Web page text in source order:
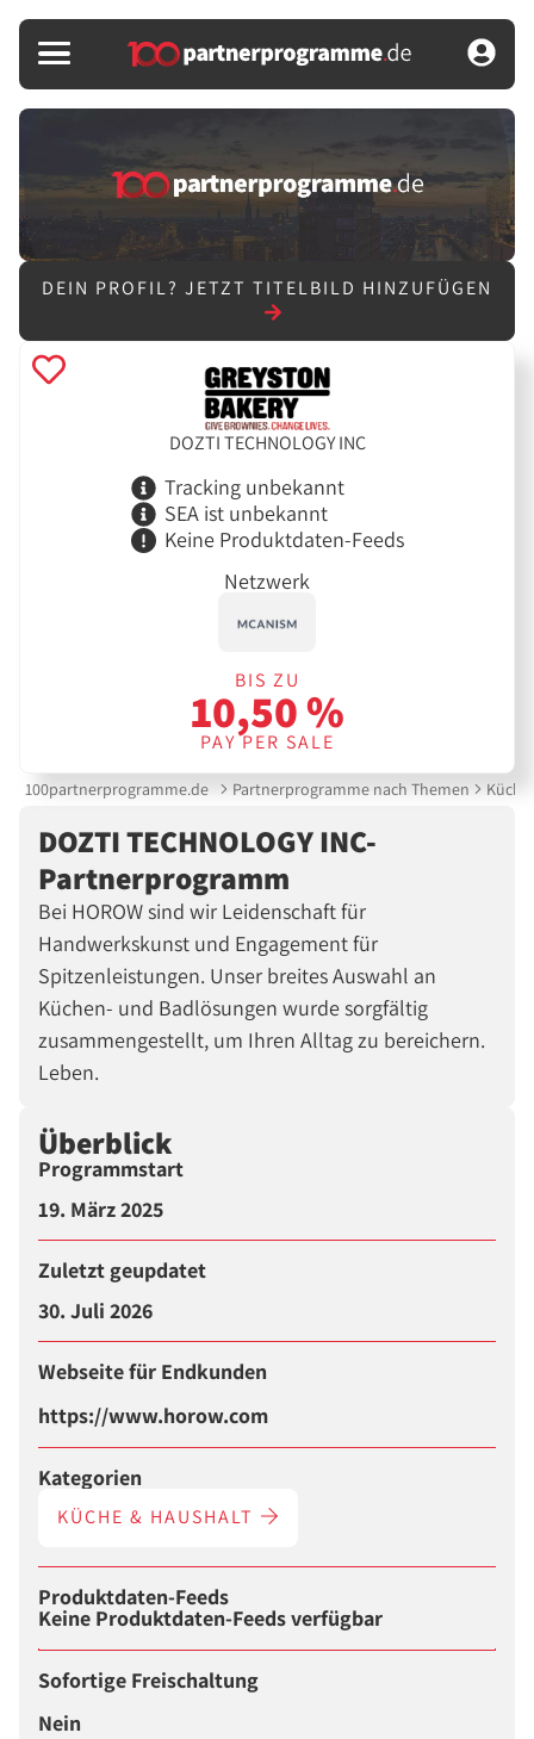
DEIN PROFIL? JETZT TITELBILD HINZUFÜGEN
DOZTI TECHNOLOGY INC
Tracking unbekannt
SEA ist unbekannt
Keine Produktdaten-Feeds
Netzwerk
BIS ZU
10,50 %
PAY PER SALE
100partnerprogramme.de Partnerprogramme nach Themen
DOZTI TECHNOLOGY INC-
Partnerprogramm
Bei HOROW sind wir Leidenschaft für
Handwerkskunst und Engagement für
Spitzenleistungen. Unser breites Auswahl an
Küchen- und Badlösungen wurde sorgfältig
zusammengestellt, um Ihren Alltag zu bereichern.
Leben.
Überblick
Programmstart
19. März 2025
Zuletzt geupdatet
30. Juli 2026
Webseite für Endkunden
https://www.horow.com
Kategorien
KÜCHE & HAUSHALT
Produktdaten-Feeds
Keine Produktdaten-Feeds verfügbar
Sofortige Freischaltung
Nein